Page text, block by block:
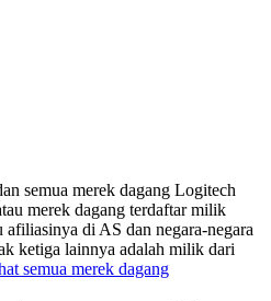
semua merek dagang Logitech
merek dagang terdaftar milik
di AS dan negara-negara
ketiga lainnya adalah milik dari
semua merek dagang